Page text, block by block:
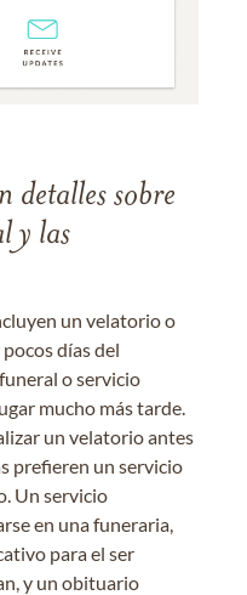
detalles sobre
y las
un velatorio o
días del
o servicio
mucho más tarde.
un velatorio antes
prefieren un servicio
Un servicio
en una funeraria,
para el ser
y un obituario